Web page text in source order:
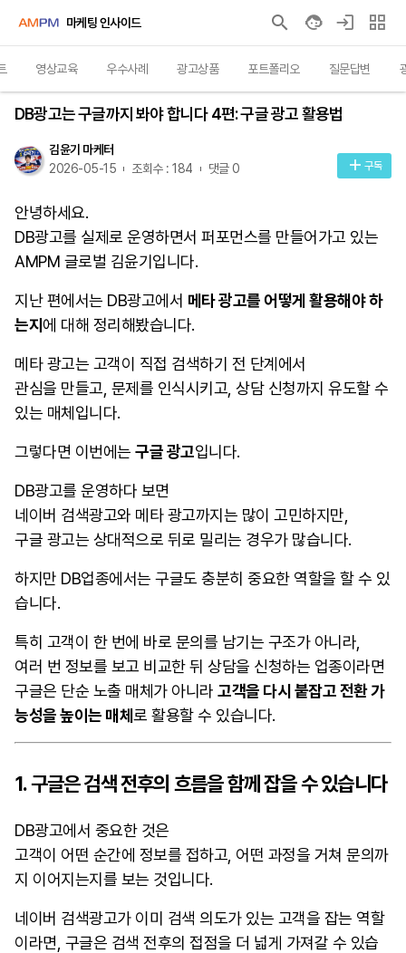
마케팅 인사이드
영상교육 우수사례 광고상품 포트폴리오 질문답변
인사이트
DB광고는 구글까지 봐야 합니다 4편: 구글 광고 활용법
김윤기 마케터
2026-05-15
조회수 : 184 댓글 0 구독
안녕하세요.
DB광고를 실제로 운영하면서 퍼포먼스를 만들어가고 있는
AMPM 글로벌 김윤기입니다.
지난 편에서는 DB광고에서 메타 광고를 어떻게 활용해야 하
는지에 대해 정리해봤습니다.
메타 광고는 고객이 직접 검색하기 전 단계에서
관심을 만들고, 문제를 인식시키고, 상담 신청까지 유도할 수
있는 매체입니다.
그렇다면 이번에는 구글 광고입니다.
DB광고를 운영하다 보면
네이버 검색광고와 메타 광고까지는 많이 고민하지만,
구글 광고는 상대적으로 뒤로 밀리는 경우가 많습니다.
하지만 DB업종에서는 구글도 충분히 중요한 역할을 할 수 있
습니다.
특히 고객이 한 번에 바로 문의를 남기는 구조가 아니라,
여러 번 정보를 보고 비교한 뒤 상담을 신청하는 업종이라면
구글은 단순 노출 매체가 아니라 고객을 다시 붙잡고 전환 가
능성을 높이는 매체로 활용할 수 있습니다.
1. 구글은 검색 전후의 흐름을 함께 잡을 수 있습니다
DB광고에서 중요한 것은
고객이 어떤 순간에 정보를 접하고, 어떤 과정을 거쳐 문의까
지 이어지는지를 보는 것입니다.
네이버 검색광고가 이미 검색 의도가 있는 고객을 잡는 역할
이라면, 구글은 검색 전후의 접점을 더 넓게 가져갈 수 있습